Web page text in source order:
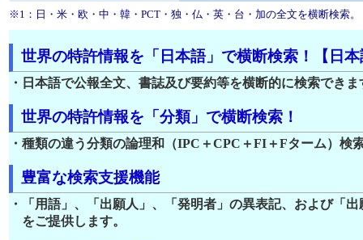
※1：日・米・欧・中・韓・PCT・独・仏・英・台・加の全文を横断検索。
世界の特許情報を「日本語」で横断検索！【日
・日本語で公報全文、書誌及び要約等を横断的に検索できま
世界の特許情報を「分類」で横断検索！
・種類の違う分類の論理和（IPC＋CPC＋FI＋Fターム）検
豊富な検索支援機能
・「用語」、「出願人」、「発明者」の異表記、および「
をご提供します。